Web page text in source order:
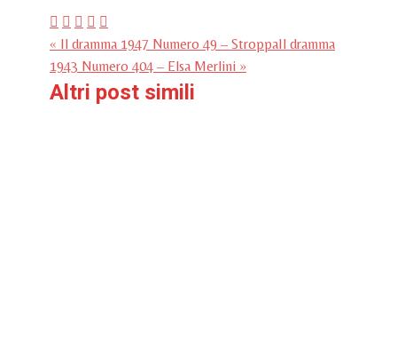
« Il dramma 1947 Numero 49 – StroppaIl dramma
1943 Numero 404 – Elsa Merlini »
Altri post simili